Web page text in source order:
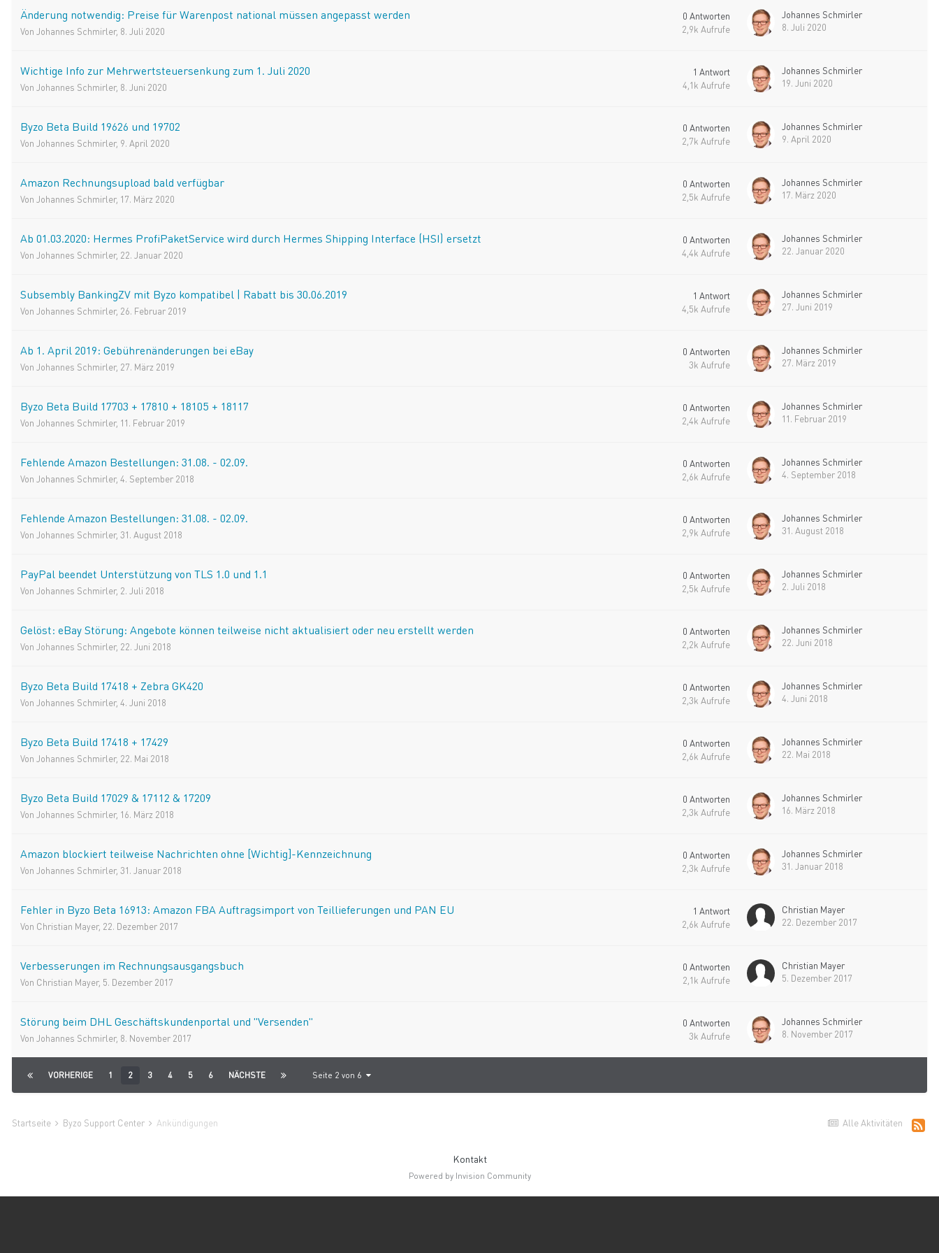
Änderung notwendig: Preise für Warenpost national müssen angepasst werden
Von Johannes Schmirler, 8. Juli 2020
0 Antworten
2,9k Aufrufe
Johannes Schmirler
8. Juli 2020
Wichtige Info zur Mehrwertsteuersenkung zum 1. Juli 2020
Von Johannes Schmirler, 8. Juni 2020
1 Antwort
4,1k Aufrufe
Johannes Schmirler
19. Juni 2020
Byzo Beta Build 19626 und 19702
Von Johannes Schmirler, 9. April 2020
0 Antworten
2,7k Aufrufe
Johannes Schmirler
9. April 2020
Amazon Rechnungsupload bald verfügbar
Von Johannes Schmirler, 17. März 2020
0 Antworten
2,5k Aufrufe
Johannes Schmirler
17. März 2020
Ab 01.03.2020: Hermes ProfiPaketService wird durch Hermes Shipping Interface (HSI) ersetzt
Von Johannes Schmirler, 22. Januar 2020
0 Antworten
4,4k Aufrufe
Johannes Schmirler
22. Januar 2020
Subsembly BankingZV mit Byzo kompatibel | Rabatt bis 30.06.2019
Von Johannes Schmirler, 26. Februar 2019
1 Antwort
4,5k Aufrufe
Johannes Schmirler
27. Juni 2019
Ab 1. April 2019: Gebührenänderungen bei eBay
Von Johannes Schmirler, 27. März 2019
0 Antworten
3k Aufrufe
Johannes Schmirler
27. März 2019
Byzo Beta Build 17703 + 17810 + 18105 + 18117
Von Johannes Schmirler, 11. Februar 2019
0 Antworten
2,4k Aufrufe
Johannes Schmirler
11. Februar 2019
Fehlende Amazon Bestellungen: 31.08. - 02.09.
Von Johannes Schmirler, 4. September 2018
0 Antworten
2,6k Aufrufe
Johannes Schmirler
4. September 2018
Fehlende Amazon Bestellungen: 31.08. - 02.09.
Von Johannes Schmirler, 31. August 2018
0 Antworten
2,9k Aufrufe
Johannes Schmirler
31. August 2018
PayPal beendet Unterstützung von TLS 1.0 und 1.1
Von Johannes Schmirler, 2. Juli 2018
0 Antworten
2,5k Aufrufe
Johannes Schmirler
2. Juli 2018
Gelöst: eBay Störung: Angebote können teilweise nicht aktualisiert oder neu erstellt werden
Von Johannes Schmirler, 22. Juni 2018
0 Antworten
2,2k Aufrufe
Johannes Schmirler
22. Juni 2018
Byzo Beta Build 17418 + Zebra GK420
Von Johannes Schmirler, 4. Juni 2018
0 Antworten
2,3k Aufrufe
Johannes Schmirler
4. Juni 2018
Byzo Beta Build 17418 + 17429
Von Johannes Schmirler, 22. Mai 2018
0 Antworten
2,6k Aufrufe
Johannes Schmirler
22. Mai 2018
Byzo Beta Build 17029 & 17112 & 17209
Von Johannes Schmirler, 16. März 2018
0 Antworten
2,3k Aufrufe
Johannes Schmirler
16. März 2018
Amazon blockiert teilweise Nachrichten ohne [Wichtig]-Kennzeichnung
Von Johannes Schmirler, 31. Januar 2018
0 Antworten
2,3k Aufrufe
Johannes Schmirler
31. Januar 2018
Fehler in Byzo Beta 16913: Amazon FBA Auftragsimport von Teillieferungen und PAN EU
Von Christian Mayer, 22. Dezember 2017
1 Antwort
2,6k Aufrufe
Christian Mayer
22. Dezember 2017
Verbesserungen im Rechnungsausgangsbuch
Von Christian Mayer, 5. Dezember 2017
0 Antworten
2,1k Aufrufe
Christian Mayer
5. Dezember 2017
Störung beim DHL Geschäftskundenportal und "Versenden"
Von Johannes Schmirler, 8. November 2017
0 Antworten
3k Aufrufe
Johannes Schmirler
8. November 2017
VORHERIGE 1 2 3 4 5 6 NÄCHSTE Seite 2 von 6
Alle Aktivitäten
Startseite Byzo Support Center Ankündigungen
Kontakt
Powered by Invision Community